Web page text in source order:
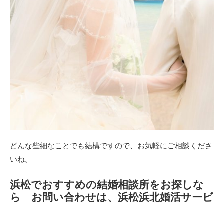
どんな些細なことでも結構ですので、お気軽にご相談くださ
いね。
浜松でおすすめの結婚相談所をお探しな
ら お問い合わせは、浜松浜北婚活サービ